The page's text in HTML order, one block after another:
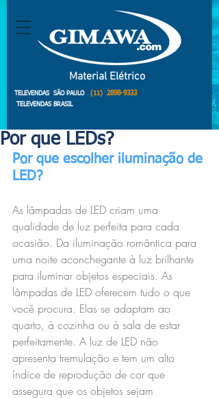
TELEVENDAS SÃO PAULO (11) 2898-9333
TELEVENDAS BRASIL
Material Elétrico
Por que LEDs?
Por que escolher iluminação de
LED?
As lâmpadas de LED criam uma
qualidade de luz perfeita para cada
ocasião. Da iluminação romântica para
uma noite aconchegante à luz brilhante
para iluminar objetos especiais. As
lâmpadas de LED oferecem tudo o que
você procura. Elas se adaptam ao
quarto, à cozinha ou à sala de estar
perfeitamente. A luz de LED não
apresenta tremulação e tem um alto
índice de reprodução de cor que
assegura que os objetos sejam